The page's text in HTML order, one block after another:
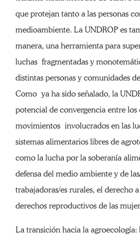
que protejan tanto a las personas
medioambiente. La UNDROP es
manera, una herramienta para
luchas fragmentadas y
distintas personas y comunidades
Como ya ha sido señalado, la
potencial de convergencia entre los
movimientos involucrados en las
sistemas alimentarios libres de
como la lucha por la soberanía
defensa del medio ambiente y de
trabajadoras/es rurales, el derecho
derechos reproductivos de las
La transición hacia la agroecología: